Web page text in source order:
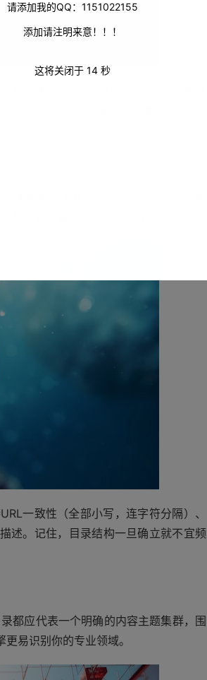
长尾关键词则分布在二级目录。这种结
同时，合理的目录深度（建议3-4级以
容”。
主题和子主题。然后按照”宽而浅”的原
目录价值，太多则会导致内容稀释。
一致性（全部小写，连字符分隔）、
述。记住，目录结构一旦确立就不宜频
都应代表一个明确的内容主题集群，围
易识别你的专业领域。
请添加我的QQ：1151022155
添加请注明来意！！！
这将关闭于 13 秒